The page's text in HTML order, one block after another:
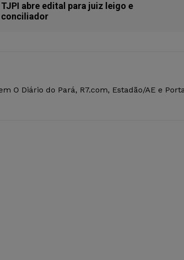
TJPI abre edital para juiz leigo e
conciliador
O Diário do Pará, R7.com, Estadão/AE e